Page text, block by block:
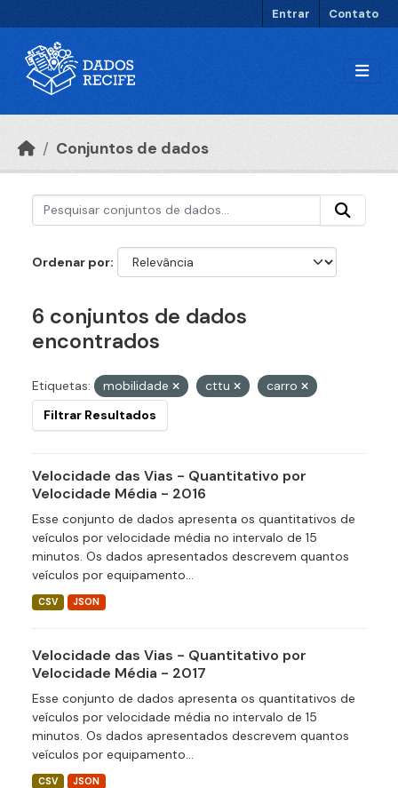
Entrar Contato
Conjuntos de dados
Ordenar por
6 conjuntos de dados
encontrados
Etiquetas: mobilidade cttu
carro
Filtrar Resultados
Velocidade das Vias - Quantitativo por
Velocidade Média - 2016
Esse conjunto de dados apresenta os quantitativos de
veículos por velocidade média no intervalo de 15
minutos. Os dados apresentados descrevem quantos
veículos por equipamento...
CSV JSON
Velocidade das Vias - Quantitativo por
Velocidade Média - 2017
Esse conjunto de dados apresenta os quantitativos de
veículos por velocidade média no intervalo de 15
minutos. Os dados apresentados descrevem quantos
veículos por equipamento...
CSV JSON